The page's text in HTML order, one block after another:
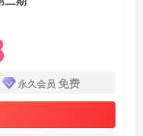
永久会员 免费